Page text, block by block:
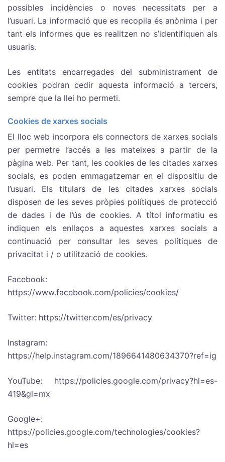
possibles incidències o noves necessitats per a
l’usuari. La informació que es recopila és anònima i per
tant els informes que es realitzen no s’identifiquen als
usuaris.
Les entitats encarregades del subministrament de
cookies podran cedir aquesta informació a tercers,
sempre que la llei ho permeti.
Cookies de xarxes socials
El lloc web incorpora els connectors de xarxes socials
per permetre l’accés a les mateixes a partir de la
pàgina web. Per tant, les cookies de les citades xarxes
socials, es poden emmagatzemar en el dispositiu de
l’usuari. Els titulars de les citades xarxes socials
disposen de les seves pròpies polítiques de protecció
de dades i de l’ús de cookies. A títol informatiu es
indiquen els enllaços a aquestes xarxes socials a
continuació per consultar les seves polítiques de
privacitat i / o utilització de cookies.
Facebook:
https://www.facebook.com/policies/cookies/
Twitter: https://twitter.com/es/privacy
Instagram:
https://help.instagram.com/1896641480634370?ref=ig
YouTube: https://policies.google.com/privacy?hl=es-
419&gl=mx
Google+:
https://policies.google.com/technologies/cookies?
hl=es